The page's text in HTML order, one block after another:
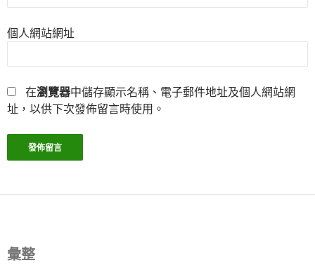
個人網站網址
在瀏覽器中儲存顯示名稱、電子郵件地址及個人網站網
址，以供下次發佈留言時使用。
彙整